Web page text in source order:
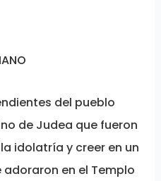
del pueblo
de Judea que fueron
idolatría y creer en un
adoraron en el Templo